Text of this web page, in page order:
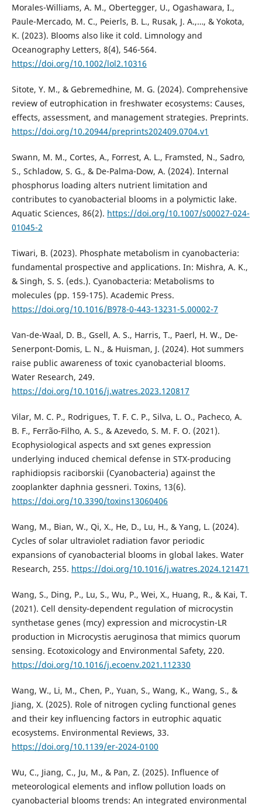
Morales-Williams, A. M., Obertegger, U., Ogashawara, I.,
Paule-Mercado, M. C., Peierls, B. L., Rusak, J. A.,…, & Yokota,
K. (2023). Blooms also like it cold. Limnology and
Oceanography Letters, 8(4), 546-564.
https://doi.org/10.1002/lol2.10316
Sitote, Y. M., & Gebremedhine, M. G. (2024). Comprehensive
review of eutrophication in freshwater ecosystems: Causes,
effects, assessment, and management strategies. Preprints.
https://doi.org/10.20944/preprints202409.0704.v1
Swann, M. M., Cortes, A., Forrest, A. L., Framsted, N., Sadro,
S., Schladow, S. G., & De-Palma-Dow, A. (2024). Internal
phosphorus loading alters nutrient limitation and
contributes to cyanobacterial blooms in a polymictic lake.
Aquatic Sciences, 86(2). https://doi.org/10.1007/s00027-024-
01045-2
Tiwari, B. (2023). Phosphate metabolism in cyanobacteria:
fundamental prospective and applications. In: Mishra, A. K.,
& Singh, S. S. (eds.). Cyanobacteria: Metabolisms to
molecules (pp. 159-175). Academic Press.
https://doi.org/10.1016/B978-0-443-13231-5.00002-7
Van-de-Waal, D. B., Gsell, A. S., Harris, T., Paerl, H. W., De-
Senerpont-Domis, L. N., & Huisman, J. (2024). Hot summers
raise public awareness of toxic cyanobacterial blooms.
Water Research, 249.
https://doi.org/10.1016/j.watres.2023.120817
Vilar, M. C. P., Rodrigues, T. F. C. P., Silva, L. O., Pacheco, A.
B. F., Ferrão-Filho, A. S., & Azevedo, S. M. F. O. (2021).
Ecophysiological aspects and sxt genes expression
underlying induced chemical defense in STX-producing
raphidiopsis raciborskii (Cyanobacteria) against the
zooplankter daphnia gessneri. Toxins, 13(6).
https://doi.org/10.3390/toxins13060406
Wang, M., Bian, W., Qi, X., He, D., Lu, H., & Yang, L. (2024).
Cycles of solar ultraviolet radiation favor periodic
expansions of cyanobacterial blooms in global lakes. Water
Research, 255. https://doi.org/10.1016/j.watres.2024.121471
Wang, S., Ding, P., Lu, S., Wu, P., Wei, X., Huang, R., & Kai, T.
(2021). Cell density-dependent regulation of microcystin
synthetase genes (mcy) expression and microcystin-LR
production in Microcystis aeruginosa that mimics quorum
sensing. Ecotoxicology and Environmental Safety, 220.
https://doi.org/10.1016/j.ecoenv.2021.112330
Wang, W., Li, M., Chen, P., Yuan, S., Wang, K., Wang, S., &
Jiang, X. (2025). Role of nitrogen cycling functional genes
and their key influencing factors in eutrophic aquatic
ecosystems. Environmental Reviews, 33.
https://doi.org/10.1139/er-2024-0100
Wu, C., Jiang, C., Ju, M., & Pan, Z. (2025). Influence of
meteorological elements and inflow pollution loads on
cyanobacterial blooms trends: An integrated environmental